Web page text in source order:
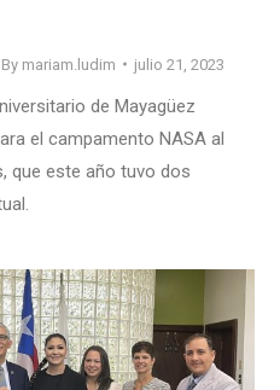
By mariam.ludim julio 21, 2023
de Mayagüez
el campamento NASA al
que este año tuvo dos